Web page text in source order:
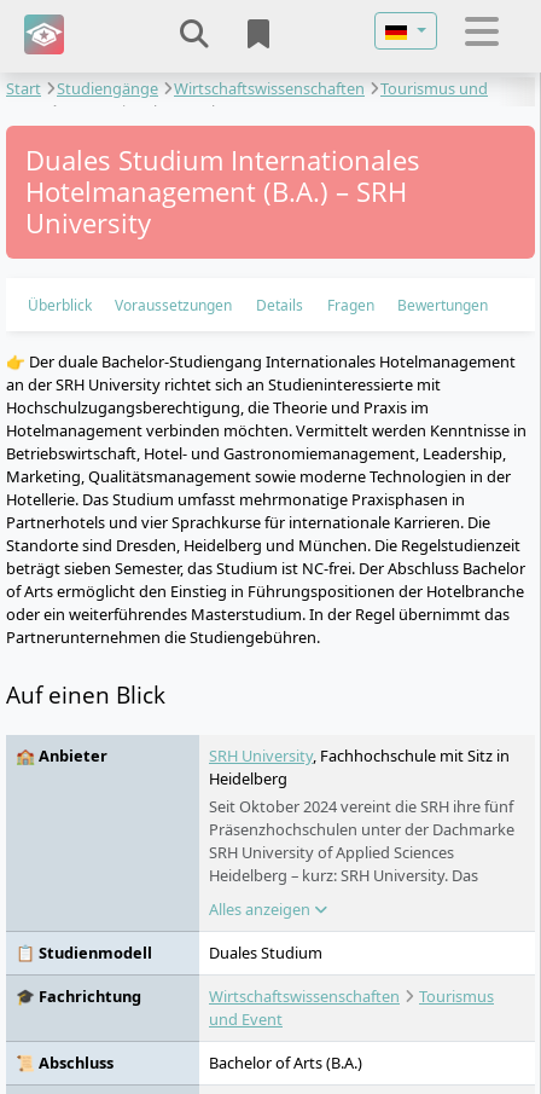
Sprache
Start Studiengänge Wirtschaftswissenschaften
Tourismus und
Internationales Hotelmanagement
Duales Studium Internationales
Hotelmanagement (B.A.) – SRH
University
Überblick Voraussetzungen Details Fragen Bewertungen
👉 Der duale Bachelor-Studiengang Internationales Hotelmanagement
an der SRH University richtet sich an Studieninteressierte mit
Hochschulzugangsberechtigung, die Theorie und Praxis im
Hotelmanagement verbinden möchten. Vermittelt werden Kenntnisse in
Betriebswirtschaft, Hotel- und Gastronomiemanagement, Leadership,
Marketing, Qualitätsmanagement sowie moderne Technologien in der
Hotellerie. Das Studium umfasst mehrmonatige Praxisphasen in
Partnerhotels und vier Sprachkurse für internationale Karrieren. Die
Standorte sind Dresden, Heidelberg und München. Die Regelstudienzeit
beträgt sieben Semester, das Studium ist NC-frei. Der Abschluss Bachelor
of Arts ermöglicht den Einstieg in Führungspositionen der Hotelbranche
oder ein weiterführendes Masterstudium. In der Regel übernimmt das
Partnerunternehmen die Studiengebühren.
Auf einen Blick
🏫 Anbieter SRH University, Fachhochschule mit Sitz in
Heidelberg
Seit Oktober 2024 vereint die SRH ihre fünf
Präsenzhochschulen unter der Dachmarke
SRH University of Applied Sciences
Heidelberg – kurz: SRH University. Das
Ergebnis: eine der größten privaten
Hochschulen Deutschlands mit 18
Studienstandorten, über 200 Bachelor-,
preisgekrönten CORE-Lehrkonzept.
Studieren ohne NC, in kleinen Gruppen,
Alles anzeigen
📋 Studienmodell
Duales Studium
🎓 Fachrichtung
Wirtschaftswissenschaften
Tourismus
und Event
📜 Abschluss
Bachelor of Arts (B.A.)